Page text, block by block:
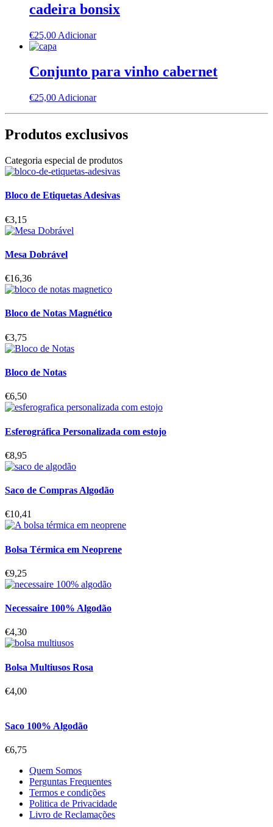
cadeira bonsix
€25,00 Adicionar
Conjunto para vinho cabernet
€25,00 Adicionar
Produtos exclusivos
Categoria especial de produtos
Bloco de Etiquetas Adesivas
€3,15
Mesa Dobrável
€16,36
Bloco de Notas Magnético
€3,75
Bloco de Notas
€6,50
Esferográfica Personalizada com estojo
€8,95
Saco de Compras Algodão
€10,41
Bolsa Térmica em Neoprene
€9,25
Necessaire 100% Algodão
€4,30
Bolsa Multiusos Rosa
€4,00
Saco 100% Algodão
€6,75
Quem Somos
Perguntas Frequentes
Termos e condições
Politica de Privacidade
Livro de Reclamações